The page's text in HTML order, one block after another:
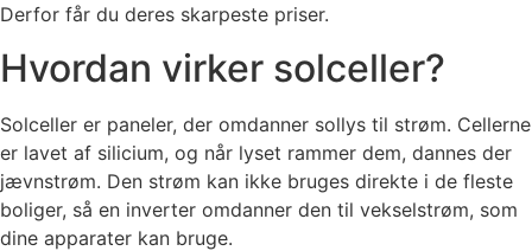
Derfor får du deres skarpeste priser.
Hvordan virker solceller?
Solceller er paneler, der omdanner sollys til strøm. Cellerne
er lavet af silicium, og når lyset rammer dem, dannes der
jævnstrøm. Den strøm kan ikke bruges direkte i de fleste
boliger, så en inverter omdanner den til vekselstrøm, som
dine apparater kan bruge.